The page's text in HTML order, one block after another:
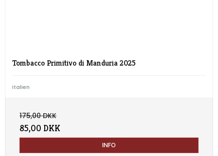
Tombacco Primitivo di Manduria 2025
Italien
175,00 DKK
85,00 DKK
INFO